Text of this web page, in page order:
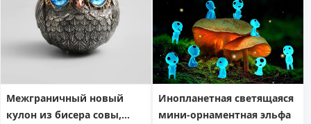
Межграничный новый
кулон из бисера совы,
Инопланетная светящаяся
мини-орнаментная эльфа